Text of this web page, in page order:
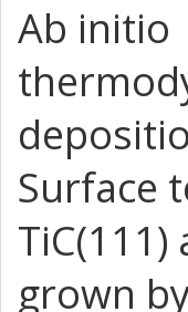
Ab initio
Surface
TiC(111)
grown